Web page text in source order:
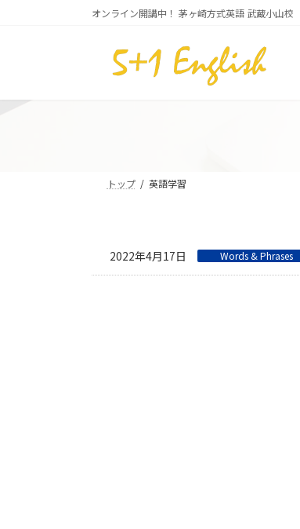
へ
ョ
オンライン開講中！ 茅ヶ崎方式英語 武蔵小山校
トップ 英語学習
2022年4月17日 Words & Phrases